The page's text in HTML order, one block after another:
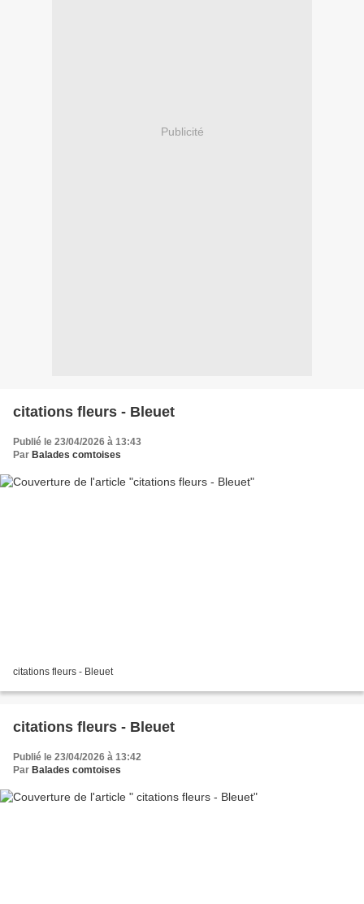
Publicité
citations fleurs - Bleuet
Publié le 23/04/2026 à 13:43
Par Balades comtoises
citations fleurs - Bleuet
citations fleurs - Bleuet
Publié le 23/04/2026 à 13:42
Par Balades comtoises